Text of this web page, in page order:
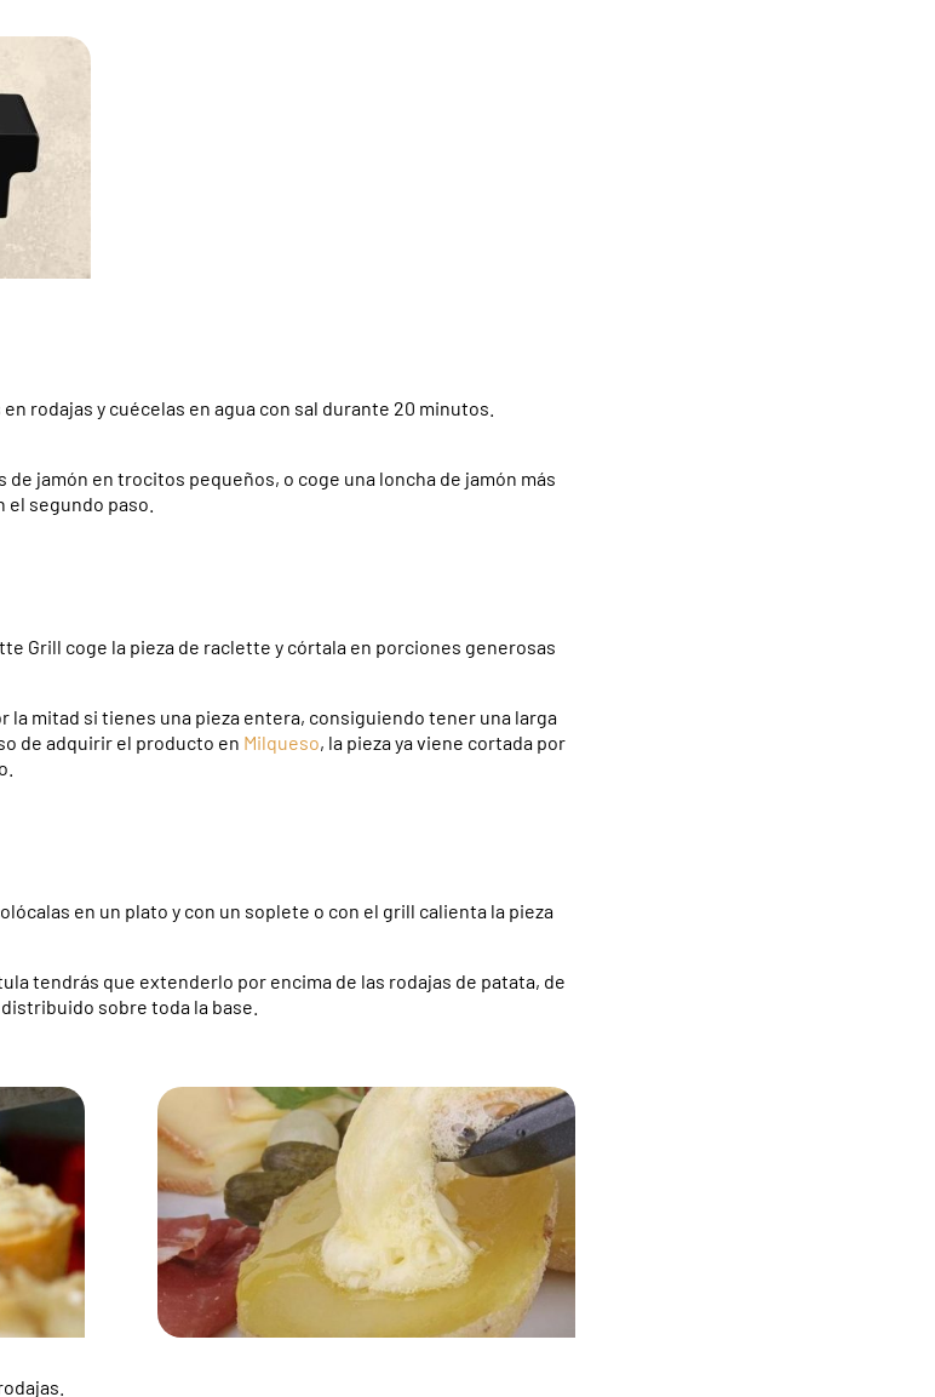
rodajas y cuécelas en agua con sal durante 20 minutos.
jamón en trocitos pequeños, o coge una loncha de jamón más
el segundo paso.
Grill coge la pieza de raclette y córtala en porciones generosas
la mitad si tienes una pieza entera, consiguiendo tener una larga
de adquirir el producto en Milqueso, la pieza ya viene cortada por
en un plato y con un soplete o con el grill calienta la pieza
tendrás que extenderlo por encima de las rodajas de patata, de
sobre toda la base.